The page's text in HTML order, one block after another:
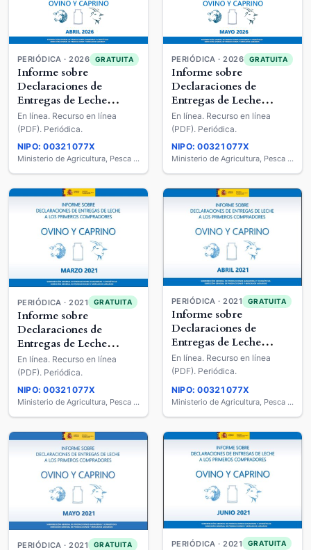
PERIÓDICA · 2026 GRATUITA
Informe sobre
Declaraciones de
Entregas de Leche
Cruda a los Primeros
Compradores : Ovino y
Caprino de Leche
En línea. Recurso en línea
(PDF). Periódica.
NIPO: 00321077X
Ministerio de Agricultura, Pesca y Alimentación
PERIÓDICA · 2026 GRATUITA
Informe sobre
Declaraciones de
Entregas de Leche
Cruda a los Primeros
Compradores : Ovino y
Caprino de Leche
En línea. Recurso en línea
(PDF). Periódica.
NIPO: 00321077X
Ministerio de Agricultura, Pesca y Alimentación
PERIÓDICA · 2021 GRATUITA
Informe sobre
Declaraciones de
Entregas de Leche
Cruda a los Primeros
Compradores : Ovino y
Caprino de Leche
En línea. Recurso en línea
(PDF). Periódica.
NIPO: 00321077X
Ministerio de Agricultura, Pesca y Alimentación
PERIÓDICA · 2021 GRATUITA
Informe sobre
Declaraciones de
Entregas de Leche
Cruda a los Primeros
Compradores : Ovino y
Caprino de Leche
En línea. Recurso en línea
(PDF). Periódica.
NIPO: 00321077X
Ministerio de Agricultura, Pesca y Alimentación
PERIÓDICA · 2021 GRATUITA PERIÓDICA · 2021 GRATUITA